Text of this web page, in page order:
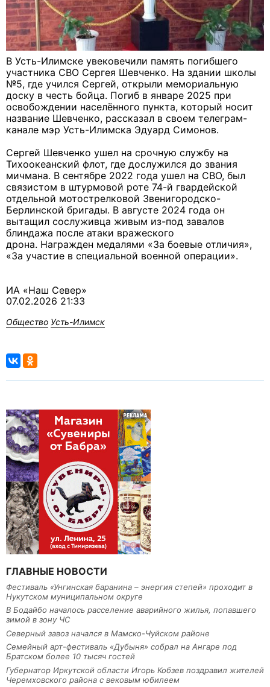
В Усть-Илимске увековечили память погибшего
участника СВО Сергея Шевченко. На здании школы
№5, где учился Сергей, открыли мемориальную
доску в честь бойца. Погиб в январе 2025 при
освобождении населённого пункта, который носит
название Шевченко, рассказал в своем телеграм-
канале мэр Усть-Илимска Эдуард Симонов.
Сергей Шевченко ушел на срочную службу на
Тихоокеанский флот, где дослужился до звания
мичмана. В сентябре 2022 года ушел на СВО, был
связистом в штурмовой роте 74-й гвардейской
отдельной мотострелковой Звенигородско-
Берлинской бригады. В августе 2024 года он
вытащил сослуживца живым из-под завалов
блиндажа после атаки вражеского
дрона. Награжден медалями «За боевые отличия»,
«За участие в специальной военной операции».
ИА «Наш Север»
07.02.2026 21:33
Общество Усть-Илимск
ГЛАВНЫЕ НОВОСТИ
Фестиваль «Унгинская баранина – энергия степей» проходит в
Нукутском муниципальном округе
В Бодайбо началось расселение аварийного жилья, попавшего
зимой в зону ЧС
Северный завоз начался в Мамско-Чуйском районе
Семейный арт-фестиваль «Дубыня» собрал на Ангаре под
Братском более 10 тысяч гостей
Губернатор Иркутской области Игорь Кобзев поздравил жителей
Черемховского района с вековым юбилеем